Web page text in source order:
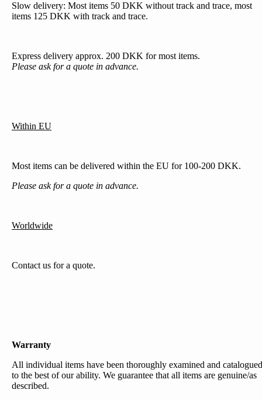
Slow delivery: Most items 50 DKK without track and trace, most
items 125 DKK with track and trace.
Express delivery approx. 200 DKK for most items.
Please ask for a quote in advance.
Within EU
Most items can be delivered within the EU for 100-200 DKK.
Please ask for a quote in advance.
Worldwide
Contact us for a quote.
Warranty
All individual items have been thoroughly examined and catalogued
to the best of our ability. We guarantee that all items are genuine/as
described.